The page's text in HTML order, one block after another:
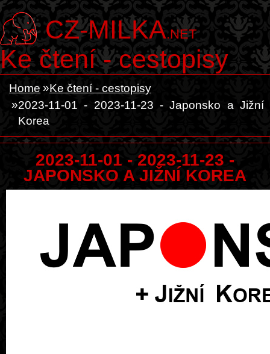
CZ-MILKA.NET
Ke čtení - cestopisy
Home
Ke čtení - cestopisy
2023-11-01 - 2023-11-23 - Japonsko a Jižní
Korea
2023-11-01 - 2023-11-23 -
JAPONSKO A JIŽNÍ KOREA